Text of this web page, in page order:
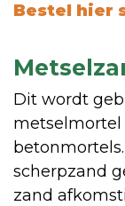
Bestel hier
Dit wordt
metselmortel
scherpzand
zand